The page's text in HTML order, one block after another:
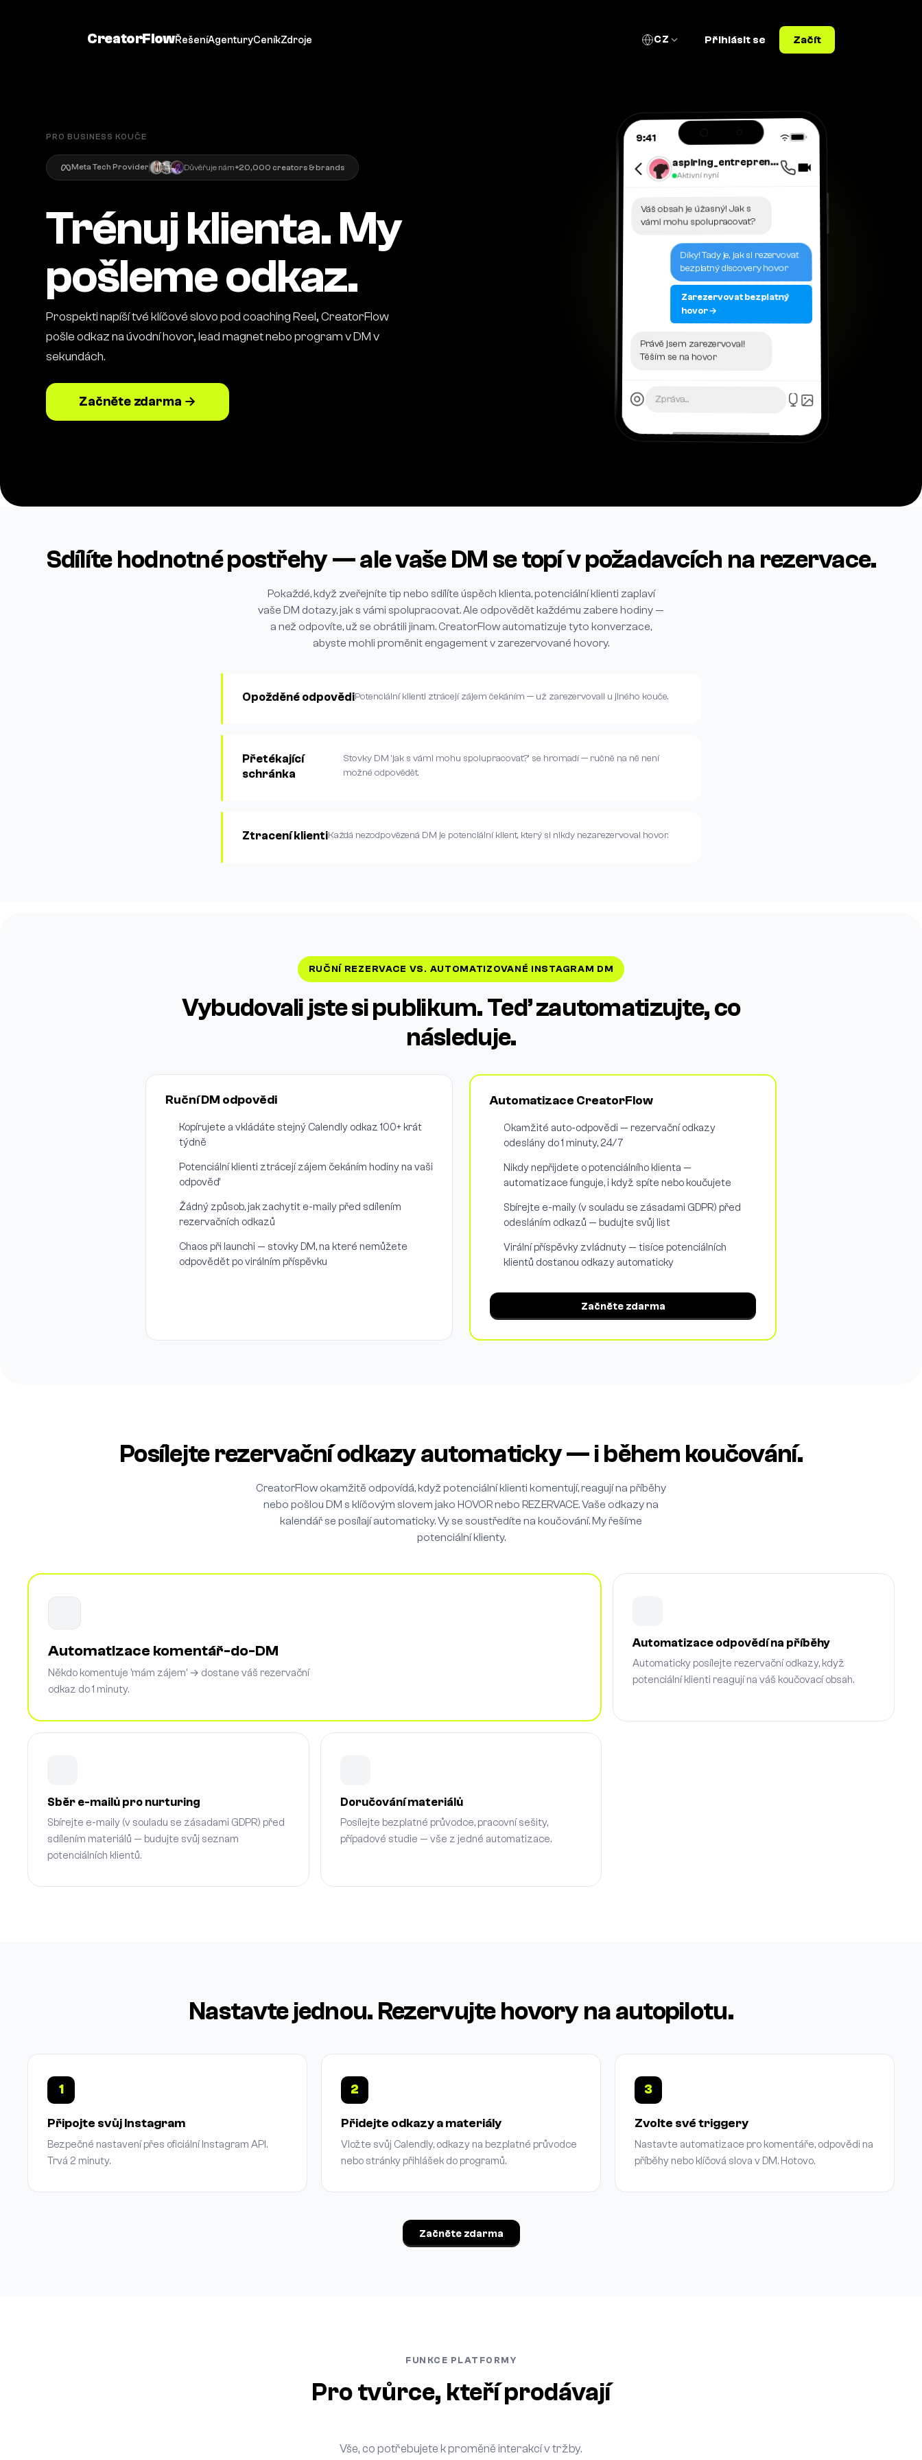
CreatorFlowŘešeníAgenturyCeníkZdroje CZ Přihlásit se Začít
PRO BUSINESS KOUČE
Meta Tech Provider Důvěřuje nám+20,000 creators & brands
Trénuj klienta. My
pošleme odkaz.
Prospekti napíší tvé klíčové slovo pod coaching Reel, CreatorFlow
pošle odkaz na úvodní hovor, lead magnet nebo program v DM v
sekundách.
Začněte zdarma →
9:41
aspiring_entrepreneur_2025
Aktivní nyní
Váš obsah je úžasný! Jak s
vámi mohu spolupracovat?
Díky! Tady je, jak si rezervovat
bezplatný discovery hovor
Zarezervovat bezplatný
hovor →
Právě jsem zarezervoval!
Těším se na hovor
Zpráva...
Sdílíte hodnotné postřehy — ale vaše DM se topí v požadavcích na rezervace.
Pokaždé, když zveřejníte tip nebo sdílíte úspěch klienta, potenciální klienti zaplaví
vaše DM dotazy, jak s vámi spolupracovat. Ale odpovědět každému zabere hodiny —
a než odpovíte, už se obrátili jinam. CreatorFlow automatizuje tyto konverzace,
abyste mohli proměnit engagement v zarezervované hovory.
Opožděné odpovědiPotenciální klienti ztrácejí zájem čekáním — už zarezervovali u jiného kouče.
Přetékající
schránka
Stovky DM 'jak s vámi mohu spolupracovat?' se hromadí — ručně na ně není
možné odpovědět.
Ztracení klientiKaždá nezodpovězená DM je potenciální klient, který si nikdy nezarezervoval hovor.
RUČNÍ REZERVACE VS. AUTOMATIZOVANÉ INSTAGRAM DM
Vybudovali jste si publikum. Teď zautomatizujte, co
následuje.
Ruční DM odpovědi
Kopírujete a vkládáte stejný Calendly odkaz 100+ krát
týdně
Potenciální klienti ztrácejí zájem čekáním hodiny na vaši
odpověď
Žádný způsob, jak zachytit e-maily před sdílením
rezervačních odkazů
Chaos při launchi — stovky DM, na které nemůžete
odpovědět po virálním příspěvku
Automatizace CreatorFlow
Okamžité auto-odpovědi — rezervační odkazy
odeslány do 1 minuty, 24/7
Nikdy nepřijdete o potenciálního klienta —
automatizace funguje, i když spíte nebo koučujete
Sbírejte e-maily (v souladu se zásadami GDPR) před
odesláním odkazů — budujte svůj list
Virální příspěvky zvládnuty — tisíce potenciálních
klientů dostanou odkazy automaticky
Začněte zdarma
Posílejte rezervační odkazy automaticky — i během koučování.
CreatorFlow okamžitě odpovídá, když potenciální klienti komentují, reagují na příběhy
nebo pošlou DM s klíčovým slovem jako HOVOR nebo REZERVACE. Vaše odkazy na
kalendář se posílají automaticky. Vy se soustředíte na koučování. My řešíme
potenciální klienty.
Automatizace komentář-do-DM
Někdo komentuje 'mám zájem' → dostane váš rezervační
odkaz do 1 minuty.
Automatizace odpovědí na příběhy
Automaticky posílejte rezervační odkazy, když
potenciální klienti reagují na váš koučovací obsah.
Sběr e-mailů pro nurturing
Sbírejte e-maily (v souladu se zásadami GDPR) před
sdílením materiálů — budujte svůj seznam
potenciálních klientů.
Doručování materiálů
Posílejte bezplatné průvodce, pracovní sešity,
případové studie — vše z jedné automatizace.
Nastavte jednou. Rezervujte hovory na autopilotu.
1
Připojte svůj Instagram
Bezpečné nastavení přes oficiální Instagram API.
Trvá 2 minuty.
2
Přidejte odkazy a materiály
Vložte svůj Calendly, odkazy na bezplatné průvodce
nebo stránky přihlášek do programů.
3
Zvolte své triggery
Nastavte automatizace pro komentáře, odpovědi na
příběhy nebo klíčová slova v DM. Hotovo.
Začněte zdarma
FUNKCE PLATFORMY
Pro tvůrce, kteří prodávají
Vše, co potřebujete k proměně interakcí v tržby.